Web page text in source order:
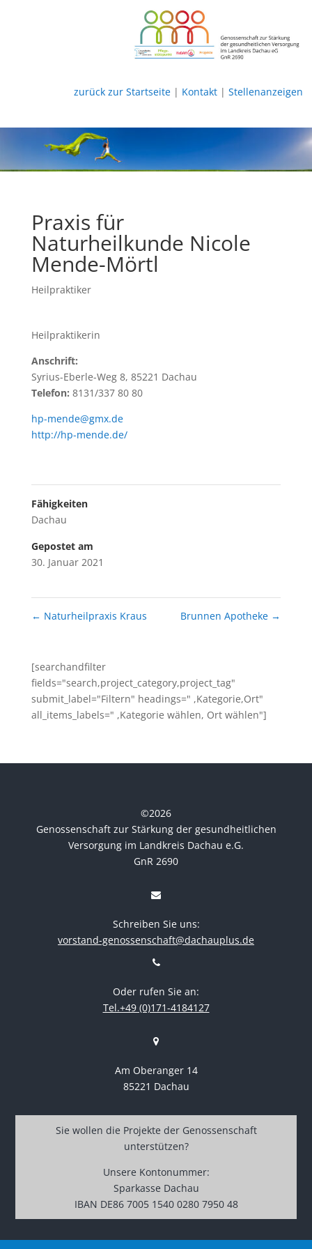
zurück zur Startseite| Kontakt| Stellenanzeigen
Praxis für
Naturheilkunde Nicole
Mende-Mörtl
Heilpraktiker
Heilpraktikerin
Anschrift:
Syrius-Eberle-Weg 8, 85221 Dachau
Telefon: 8131/337 80 80
hp-mende@gmx.de
http://hp-mende.de/
Fähigkeiten
Dachau
Gepostet am
30. Januar 2021
← Naturheilpraxis Kraus Brunnen Apotheke →
[searchandfilter
fields="search,project_category,project_tag"
submit_label="Filtern" headings=" ,Kategorie,Ort"
all_items_labels=" ,Kategorie wählen, Ort wählen"]
©2026
Genossenschaft zur Stärkung der gesundheitlichen
Versorgung im Landkreis Dachau e.G.
GnR 2690
Schreiben Sie uns:
vorstand-genossenschaft@dachauplus.de
Oder rufen Sie an:
Tel.+49 (0)171-4184127
Am Oberanger 14
85221 Dachau
Sie wollen die Projekte der Genossenschaft
unterstützen?
Unsere Kontonummer:
Sparkasse Dachau
IBAN DE86 7005 1540 0280 7950 48